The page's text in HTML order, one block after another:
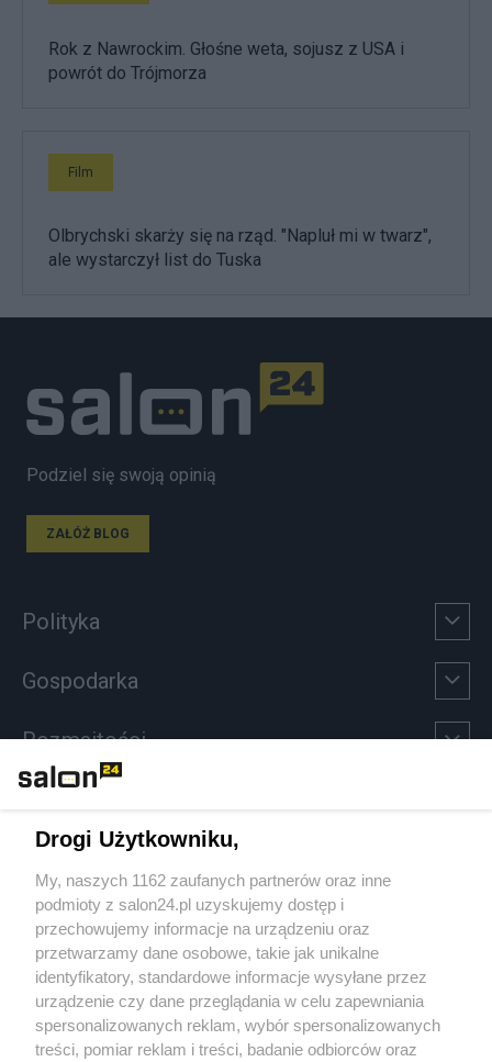
Rok z Nawrockim. Głośne weta, sojusz z USA i
powrót do Trójmorza
Film
Olbrychski skarży się na rząd. "Napluł mi w twarz",
ale wystarczył list do Tuska
Podziel się swoją opinią
ZAŁÓŻ BLOG
Polityka
Gospodarka
Rozmaitości
Sport
Społeczeństwo
Kultura
Drogi Użytkowniku,
My, naszych 1162 zaufanych partnerów oraz inne
podmioty z salon24.pl uzyskujemy dostęp i
przechowujemy informacje na urządzeniu oraz
przetwarzamy dane osobowe, takie jak unikalne
identyfikatory, standardowe informacje wysyłane przez
urządzenie czy dane przeglądania w celu zapewniania
spersonalizowanych reklam, wybór spersonalizowanych
treści, pomiar reklam i treści, badanie odbiorców oraz